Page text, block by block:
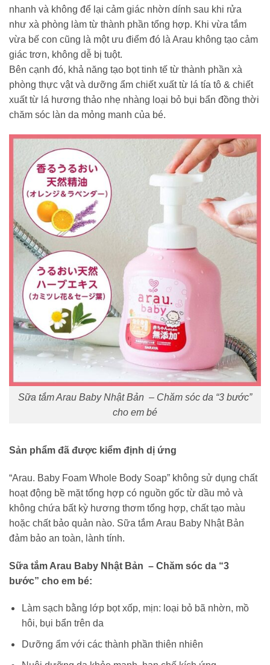
nhanh và không để lại cảm giác nhờn dính sau khi rửa
như xà phòng làm từ thành phần tổng hợp. Khi vừa tắm
vừa bế con cũng là một ưu điểm đó là Arau không tạo cảm
giác trơn, không dễ bị tuột.
Bên cạnh đó, khả năng tạo bọt tinh tế từ thành phần xà
phòng thực vật và dưỡng ẩm chiết xuất từ ​​lá tía tô & chiết
xuất từ ​​lá hương thảo nhẹ nhàng loại bỏ bụi bẩn đồng thời
chăm sóc làn da mỏng manh của bé.
Sữa tắm Arau Baby Nhật Bản – Chăm sóc da “3 bước”
cho em bé
Sản phẩm đã được kiểm định dị ứng
“Arau. Baby Foam Whole Body Soap” không sử dụng chất
hoạt động bề mặt tổng hợp có nguồn gốc từ dầu mỏ và
không chứa bất kỳ hương thơm tổng hợp, chất tạo màu
hoặc chất bảo quản nào. Sữa tắm Arau Baby Nhật Bản
đảm bảo an toàn, lành tính.
Sữa tắm Arau Baby Nhật Bản – Chăm sóc da “3
bước” cho em bé:
Làm sạch bằng lớp bọt xốp, mịn: loại bỏ bã nhờn, mồ
hôi, bụi bẩn trên da
Dưỡng ẩm với các thành phần thiên nhiên